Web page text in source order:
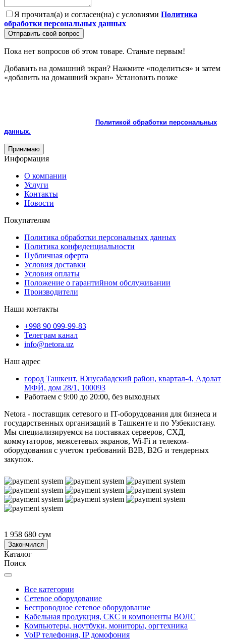
Я прочитал(а) и согласен(на) с условиями Политика
обработки персональных данных
Отправить свой вопрос
Пока нет вопросов об этом товаре. Станьте первым!
Добавить на домашний экран? Нажмите «поделиться» и затем
«добавить на домашний экран» Установить позже
Политикой обработки персональных
данных.
Принимаю
Информация
О компании
Услуги
Контакты
Новости
Покупателям
Политика обработки персональных данных
Политика конфиденциальности
Публичная оферта
Условия доставки
Условия оплаты
Положение о гарантийном обслуживании
Производители
Наши контакты
+998 90 099-99-83
Телеграм канал
info@netora.uz
Наш адрес
город Ташкент, Юнусабадский район, квартал-4, Адолат
МФЙ, дом 28/1, 100093
Работаем с 9:00 до 20:00, без выходных
Netora - поставщик сетевого и IT-оборудования для бизнеса и
государственных организаций в Ташкенте и по Узбекистану.
Мы специализируемся на поставках серверов, СХД,
коммутаторов, межсетевых экранов, Wi-Fi и телеком-
оборудования с учетом требований B2B, B2G и тендерных
закупок.
1 958 680 сум
Закончился
Каталог
Поиск
Все категории
Сетевое оборудование
Беспроводное сетевое оборудование
Кабельная продукция, СКС и компоненты ВОЛС
Компьютеры, ноутбуки, мониторы, оргтехника
VoIP телефония, IP домофония